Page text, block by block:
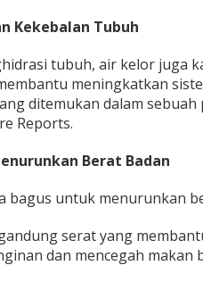
Kekebalan Tubuh
tubuh, air kelor juga
meningkatkan
ditemukan dalam
Reports.
Berat Badan
bagus untuk menurunkan
serat yang
dan mencegah makan